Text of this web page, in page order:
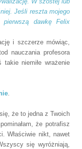
Jeśli reszta mojego
pierwszą dawkę Felix
i szczerze mówiąc,
nauczania profesora
niemiłe wrażenie
.
że to jedna z Twoich
że potrafisz
Właściwie nikt, nawet
się wyróżniają,